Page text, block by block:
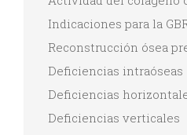
Indicaciones para la
Reconstrucción ósea
Deficiencias intraóseas
Deficiencias
Deficiencias verticales